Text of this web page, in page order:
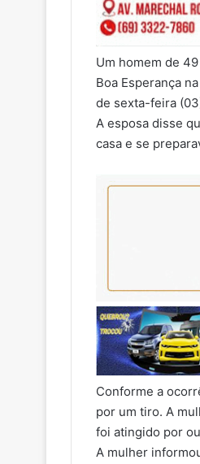
Um homem de
Boa Esperança
de sexta-feira
A esposa disse
casa e se
Conforme a
por um tiro. A
foi atingido por
A mulher